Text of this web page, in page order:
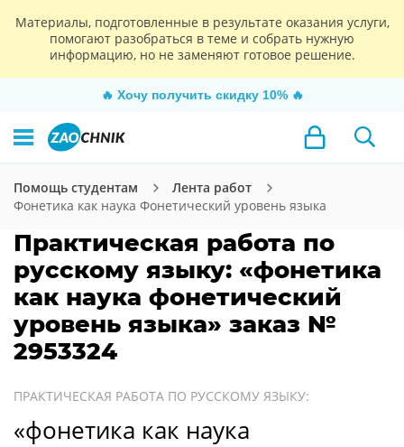
Материалы, подготовленные в результате оказания услуги,
помогают разобраться в теме и собрать нужную
информацию, но не заменяют готовое решение.
🔥 Хочу получить скидку 10% 🔥
Помощь студентам
Лента работ
Фонетика как наука Фонетический уровень языка
Практическая работа по
русскому языку: «фонетика
как наука фонетический
уровень языка» заказ №
2953324
ПРАКТИЧЕСКАЯ РАБОТА ПО РУССКОМУ ЯЗЫКУ:
«фонетика как наука